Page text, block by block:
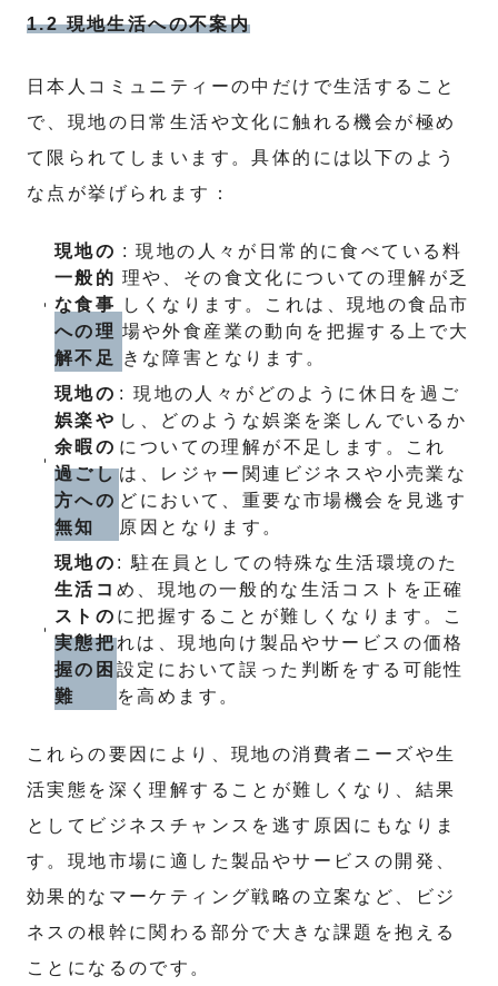
1.2 現地生活への不案内
日本人コミュニティーの中だけで生活すること
で、現地の日常生活や文化に触れる機会が極め
て限られてしまいます。具体的には以下のよう
な点が挙げられます：
現地の
一般的
な食事
への理
解不足
: 現地の人々が日常的に食べている料
理や、その食文化についての理解が乏
しくなります。これは、現地の食品市
場や外食産業の動向を把握する上で大
きな障害となります。
現地の
娯楽や
余暇の
過ごし
方への
無知
: 現地の人々がどのように休日を過ご
し、どのような娯楽を楽しんでいるか
についての理解が不足します。これ
は、レジャー関連ビジネスや小売業な
どにおいて、重要な市場機会を見逃す
原因となります。
現地の
生活コ
ストの
実態把
握の困
難
: 駐在員としての特殊な生活環境のた
め、現地の一般的な生活コストを正確
に把握することが難しくなります。こ
れは、現地向け製品やサービスの価格
設定において誤った判断をする可能性
を高めます。
これらの要因により、現地の消費者ニーズや生
活実態を深く理解することが難しくなり、結果
としてビジネスチャンスを逃す原因にもなりま
す。現地市場に適した製品やサービスの開発、
効果的なマーケティング戦略の立案など、ビジ
ネスの根幹に関わる部分で大きな課題を抱える
ことになるのです。